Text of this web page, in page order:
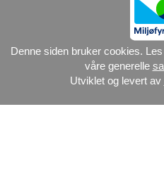
Denne siden bruker cookies.
våre generelle
Utviklet og levert av